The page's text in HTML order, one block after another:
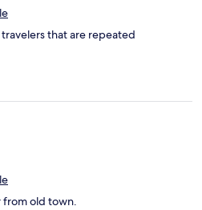
that are repeated
from old town.